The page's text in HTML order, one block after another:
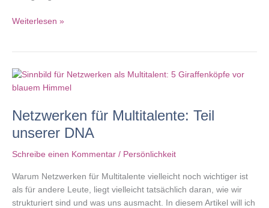
Schreiben
Selbsterkenntnis
Weiterlesen »
Netzwerken für Multitalente: Teil
unserer DNA
Schreibe einen Kommentar / Persönlichkeit
Warum Netzwerken für Multitalente vielleicht noch wichtiger ist
als für andere Leute, liegt vielleicht tatsächlich daran, wie wir
strukturiert sind und was uns ausmacht. In diesem Artikel will ich